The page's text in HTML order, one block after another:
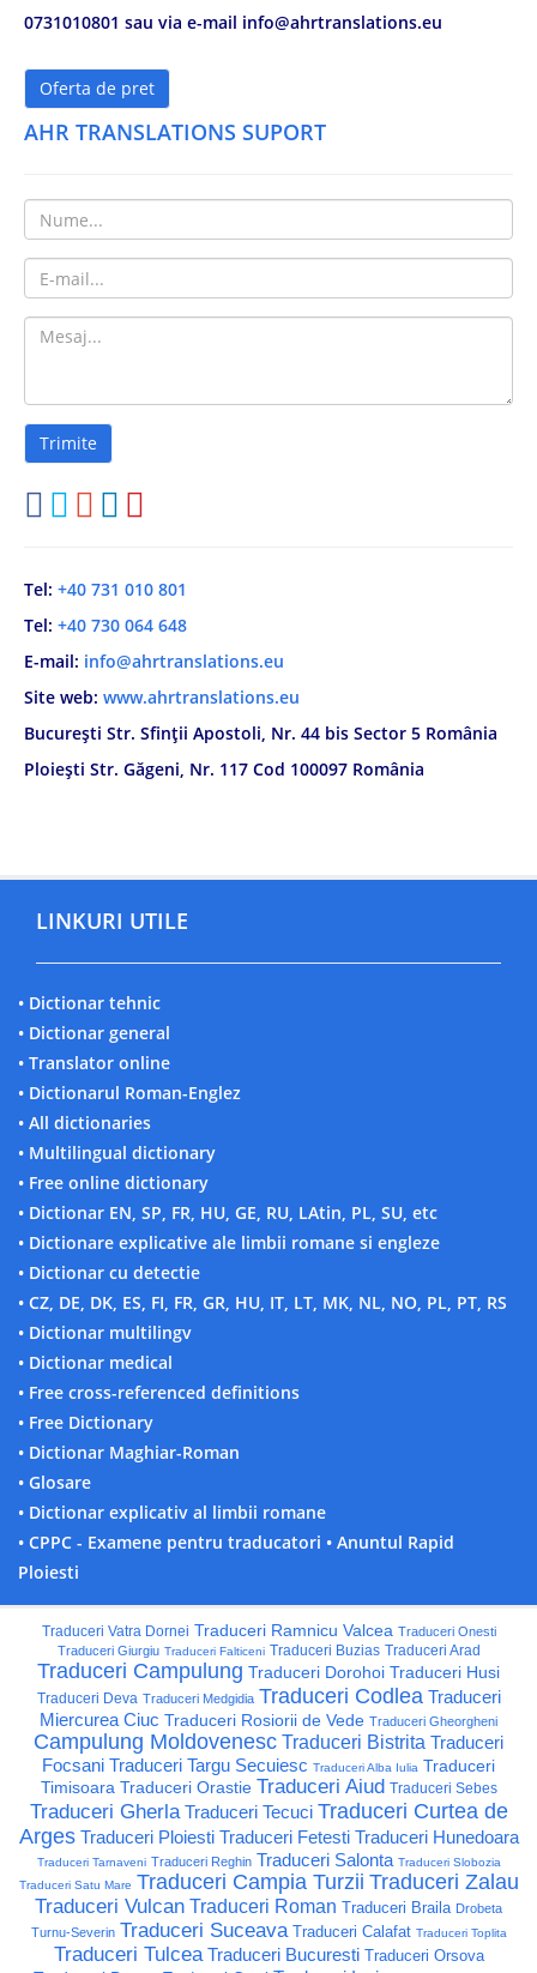
0731010801 sau via e-mail info@ahrtranslations.eu
Oferta de pret
AHR TRANSLATIONS SUPORT
Tel: +40 731 010 801
Tel: +40 730 064 648
E-mail: info@ahrtranslations.eu
Site web: www.ahrtranslations.eu
București Str. Sfinții Apostoli, Nr. 44 bis Sector 5 România
Ploiești Str. Găgeni, Nr. 117 Cod 100097 România
LINKURI UTILE
• Dictionar tehnic
• Dictionar general
• Translator online
• Dictionarul Roman-Englez
• All dictionaries
• Multilingual dictionary
• Free online dictionary
• Dictionar EN, SP, FR, HU, GE, RU, LAtin, PL, SU, etc
• Dictionare explicative ale limbii romane si engleze
• Dictionar cu detectie
• CZ, DE, DK, ES, FI, FR, GR, HU, IT, LT, MK, NL, NO, PL, PT, RS
• Dictionar multilingv
• Dictionar medical
• Free cross-referenced definitions
• Free Dictionary
• Dictionar Maghiar-Roman
• Glosare
• Dictionar explicativ al limbii romane
• CPPC - Examene pentru traducatori • Anuntul Rapid
Ploiesti
Traduceri Vatra Dornei Traduceri Ramnicu Valcea Traduceri Onesti
Traduceri Giurgiu Traduceri Falticeni Traduceri Buzias Traduceri Arad
Traduceri Campulung Traduceri Dorohoi Traduceri Husi
Traduceri Deva Traduceri Medgidia Traduceri Codlea Traduceri
Miercurea Ciuc Traduceri Rosiorii de Vede Traduceri Gheorgheni
Campulung Moldovenesc Traduceri Bistrita Traduceri
Focsani Traduceri Targu Secuiesc Traduceri Alba Iulia Traduceri
Timisoara Traduceri Orastie Traduceri Aiud Traduceri Sebes
Traduceri Gherla Traduceri Tecuci Traduceri Curtea de
Arges Traduceri Ploiesti Traduceri Fetesti Traduceri Hunedoara
Traduceri Tarnaveni Traduceri Reghin Traduceri Salonta Traduceri Slobozia
Traduceri Satu Mare Traduceri Campia Turzii Traduceri Zalau
Traduceri Vulcan Traduceri Roman Traduceri Braila Drobeta
Turnu-Severin Traduceri Suceava Traduceri Calafat Traduceri Toplita
Traduceri Tulcea Traduceri Bucuresti Traduceri Orsova